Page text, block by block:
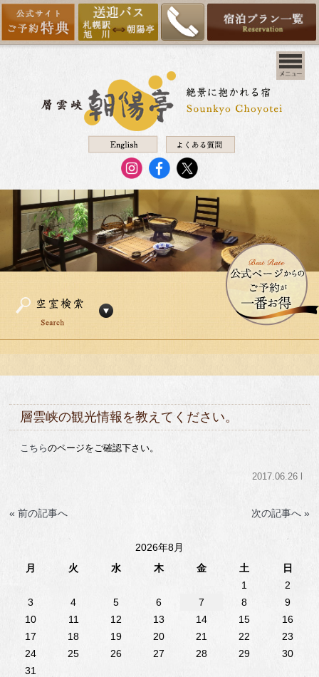
層雲峡の観光情報を教えてください。
こちらのページをご確認下さい。
2017.06.26 l
« 前の記事へ 次の記事へ »
2026年8月
月
火 水 木 金 土
日
1
2
3
4 5 6 7 8
9
10
11 12 13 14 15
16
17
18 19 20 21 22
23
24
25 26 27 28 29
30
31